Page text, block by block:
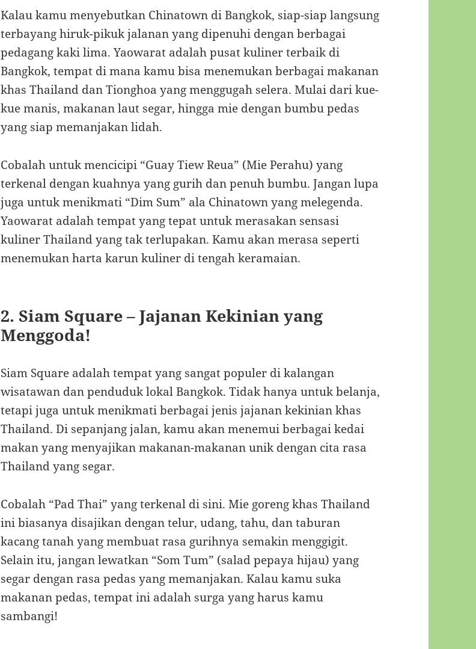
Kalau kamu menyebutkan Chinatown di Bangkok, siap-siap langsung
terbayang hiruk-pikuk jalanan yang dipenuhi dengan berbagai
pedagang kaki lima. Yaowarat adalah pusat kuliner terbaik di
Bangkok, tempat di mana kamu bisa menemukan berbagai makanan
khas Thailand dan Tionghoa yang menggugah selera. Mulai dari kue-
kue manis, makanan laut segar, hingga mie dengan bumbu pedas
yang siap memanjakan lidah.
Cobalah untuk mencicipi “Guay Tiew Reua” (Mie Perahu) yang
terkenal dengan kuahnya yang gurih dan penuh bumbu. Jangan lupa
juga untuk menikmati “Dim Sum” ala Chinatown yang melegenda.
Yaowarat adalah tempat yang tepat untuk merasakan sensasi
kuliner Thailand yang tak terlupakan. Kamu akan merasa seperti
menemukan harta karun kuliner di tengah keramaian.
2.Siam Square – Jajanan Kekinian yang
Menggoda!
Siam Square adalah tempat yang sangat populer di kalangan
wisatawan dan penduduk lokal Bangkok. Tidak hanya untuk belanja,
tetapi juga untuk menikmati berbagai jenis jajanan kekinian khas
Thailand. Di sepanjang jalan, kamu akan menemui berbagai kedai
makan yang menyajikan makanan-makanan unik dengan cita rasa
Thailand yang segar.
Cobalah “Pad Thai” yang terkenal di sini. Mie goreng khas Thailand
ini biasanya disajikan dengan telur, udang, tahu, dan taburan
kacang tanah yang membuat rasa gurihnya semakin menggigit.
Selain itu, jangan lewatkan “Som Tum” (salad pepaya hijau) yang
segar dengan rasa pedas yang memanjakan. Kalau kamu suka
makanan pedas, tempat ini adalah surga yang harus kamu
sambangi!